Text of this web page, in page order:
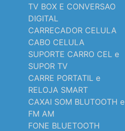
TV BOX E CONVERSAO
DIGITAL
CARRECADOR CELULA
CABO CELULA
SUPORTE CARRO CEL e
SUPOR TV
CARRE PORTATIL e
RELOJA SMART
CAXAI SOM BLUTOOTH e
FM AM
FONE BLUETOOTH